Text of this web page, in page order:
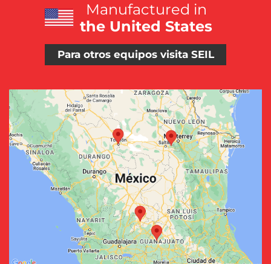
Manufactured in
the United States
Para otros equipos visita SEIL